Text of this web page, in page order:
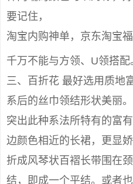
要记住，
淘宝内购神单，京东淘宝
千万不能与方领、U领搭配
三、百折花 最好选用质地
系后的丝巾领结形状美丽
突出此种系法所特有的富
边颜色相近的长裙，更显
折成风琴状百褶长带围在
结，即成一个平结。或者